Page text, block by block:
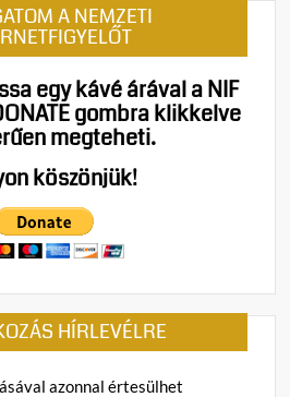
A NEMZETI
egy kávé árával a NIF
gombra klikkelve
megteheti.
köszönjük!
HÍRLEVÉLRE
azonnal értesülhet